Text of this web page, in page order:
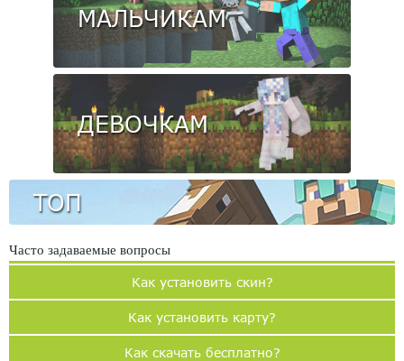
МАЛЬЧИКАМ
ДЕВОЧКАМ
ТОП
Часто задаваемые вопросы
Как установить скин?
Как установить карту?
Как скачать бесплатно?